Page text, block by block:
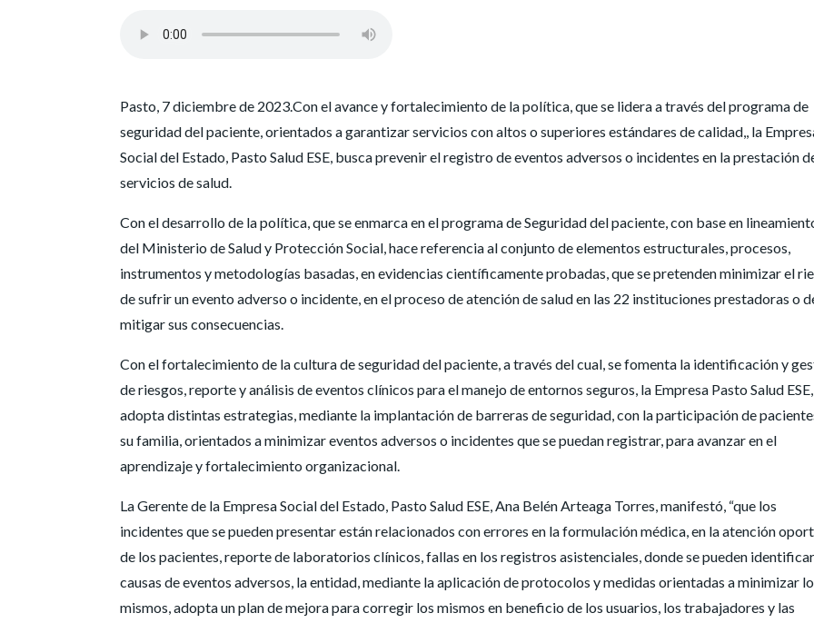
Pasto, 7 diciembre de 2023.Con el avance y fortalecimiento de la política, que se lidera a través del programa de
seguridad del paciente, orientados a garantizar servicios con altos o superiores estándares de calidad,, la
Social del Estado, Pasto Salud ESE, busca prevenir el registro de eventos adversos o incidentes en la prestación
servicios de salud.
Con el desarrollo de la política, que se enmarca en el programa de Seguridad del paciente, con base en
del Ministerio de Salud y Protección Social, hace referencia al conjunto de elementos estructurales, procesos,
instrumentos y metodologías basadas, en evidencias científicamente probadas, que se pretenden minimizar el
de sufrir un evento adverso o incidente, en el proceso de atención de salud en las 22 instituciones prestadoras o
mitigar sus consecuencias.
Con el fortalecimiento de la cultura de seguridad del paciente, a través del cual, se fomenta la identificación y
de riesgos, reporte y análisis de eventos clínicos para el manejo de entornos seguros, la Empresa Pasto Salud ESE,
adopta distintas estrategias, mediante la implantación de barreras de seguridad, con la participación de
su familia, orientados a minimizar eventos adversos o incidentes que se puedan registrar, para avanzar en el
aprendizaje y fortalecimiento organizacional.
La Gerente de la Empresa Social del Estado, Pasto Salud ESE, Ana Belén Arteaga Torres, manifestó, “que los
incidentes que se pueden presentar están relacionados con errores en la formulación médica, en la atención
de los pacientes, reporte de laboratorios clínicos, fallas en los registros asistenciales, donde se pueden identificar
causas de eventos adversos, la entidad, mediante la aplicación de protocolos y medidas orientadas a minimizar
mismos, adopta un plan de mejora para corregir los mismos en beneficio de los usuarios, los trabajadores y las